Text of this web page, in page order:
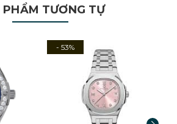
PHẨM TƯƠNG TỰ
- 53%